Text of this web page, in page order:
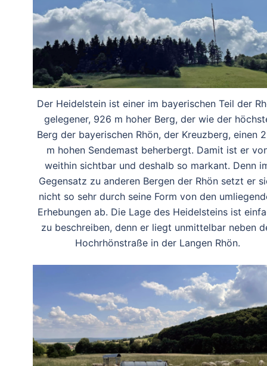
Der Heidelstein ist einer im bayerischen Teil der
gelegener, 926 m hoher Berg, der wie der
Berg der bayerischen Rhön, der Kreuzberg, einen
m hohen Sendemast beherbergt. Damit ist er
weithin sichtbar und deshalb so markant. Denn
Gegensatz zu anderen Bergen der Rhön setzt er
nicht so sehr durch seine Form von den
Erhebungen ab. Die Lage des Heidelsteins ist
zu beschreiben, denn er liegt unmittelbar neben
Hochrhönstraße in der Langen Rhön.